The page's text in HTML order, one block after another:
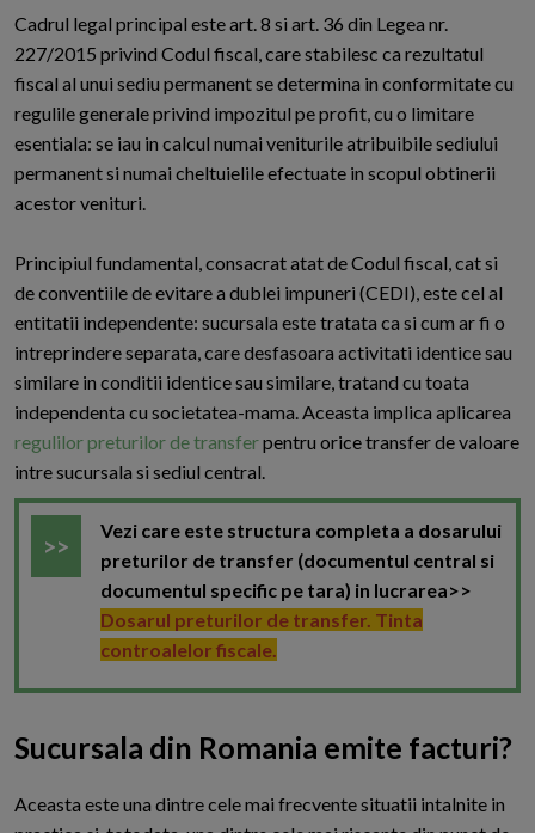
Cadrul legal principal este art. 8 si art. 36 din Legea nr.
227/2015 privind Codul fiscal, care stabilesc ca rezultatul
fiscal al unui sediu permanent se determina in conformitate cu
regulile generale privind impozitul pe profit, cu o limitare
esentiala: se iau in calcul numai veniturile atribuibile sediului
permanent si numai cheltuielile efectuate in scopul obtinerii
acestor venituri.
Principiul fundamental, consacrat atat de Codul fiscal, cat si
de conventiile de evitare a dublei impuneri (CEDI), este cel al
entitatii independente: sucursala este tratata ca si cum ar fi o
intreprindere separata, care desfasoara activitati identice sau
similare in conditii identice sau similare, tratand cu toata
independenta cu societatea-mama. Aceasta implica aplicarea
regulilor preturilor de transferpentru orice transfer de valoare
intre sucursala si sediul central.
Vezi care este structura completa a dosarului
preturilor de transfer (documentul central si
documentul specific pe tara) in lucrarea>>
Dosarul preturilor de transfer. Tinta
controalelor fiscale.
Sucursala din Romania emite facturi?
Aceasta este una dintre cele mai frecvente situatii intalnite in